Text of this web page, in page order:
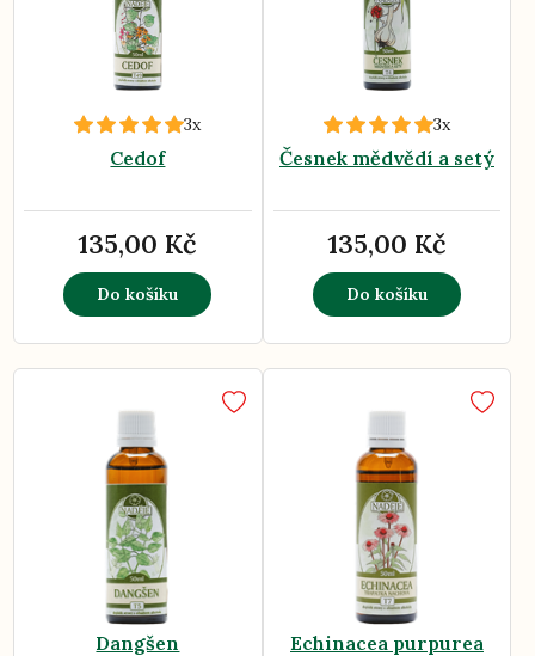
3x
Cedof
135,00 Kč
Do košíku
3x
Česnek mědvědí a setý
135,00 Kč
Do košíku
Dangšen Echinacea purpurea